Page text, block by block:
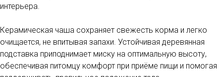
интерьера.
Керамическая чаша сохраняет свежесть корма и легко
очищается, не впитывая запахи. Устойчивая деревянная
подставка приподнимает миску на оптимальную высоту,
обеспечивая питомцу комфорт при приёме пищи и помогая